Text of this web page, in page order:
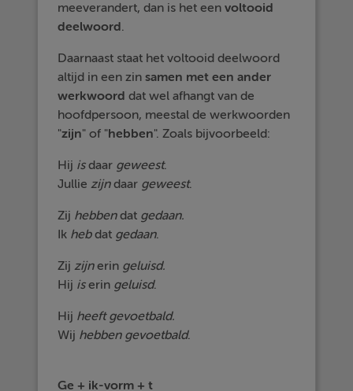
meeverandert, dan is het eenvoltooid
deelwoord.
Daarnaast staat het voltooid deelwoord
altijd in een zinsamen met een ander
werkwoord dat wel afhangt van de
hoofdpersoon, meestal de werkwoorden
"zijn" of "hebben". Zoals bijvoorbeeld:
Hij isdaar geweest.
Julliezijndaar geweest.
Zij hebbendat gedaan.
Ik hebdat gedaan.
Zijzijnerin geluisd.
Hij iserin geluisd.
Hij heeft gevoetbald.
Wij hebben gevoetbald.
Ge + ik-vorm + t